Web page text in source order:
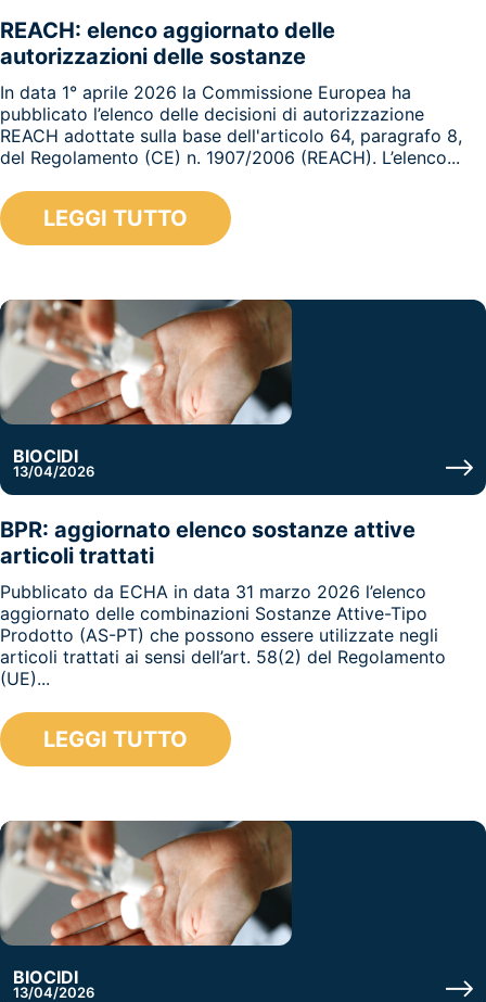
REACH: elenco aggiornato delle
autorizzazioni delle sostanze
In data 1° aprile 2026 la Commissione Europea ha
pubblicato l’elenco delle decisioni di autorizzazione
REACH adottate sulla base dell'articolo 64, paragrafo 8,
del Regolamento (CE) n. 1907/2006 (REACH). L’elenco...
LEGGI TUTTO
BIOCIDI
13/04/2026
BPR: aggiornato elenco sostanze attive
articoli trattati
Pubblicato da ECHA in data 31 marzo 2026 l’elenco
aggiornato delle combinazioni Sostanze Attive-Tipo
Prodotto (AS-PT) che possono essere utilizzate negli
articoli trattati ai sensi dell’art. 58(2) del Regolamento
(UE)...
LEGGI TUTTO
BIOCIDI
13/04/2026